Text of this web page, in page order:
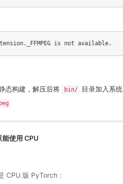
态构建 ，解压后将 bin/ 目录加入系统
能使用 CPU
CPU 版 PyTorch：